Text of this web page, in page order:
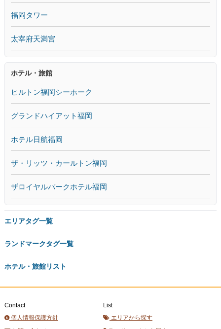
福岡タワー
太宰府天満宮
ホテル・旅館
ヒルトン福岡シーホーク
グランドハイアット福岡
ホテル日航福岡
ザ・リッツ・カールトン福岡
ザロイヤルパークホテル福岡
エリアタグ一覧
ランドマークタグ一覧
ホテル・旅館リスト
Contact
個人情報保護方針
List
エリアから探す